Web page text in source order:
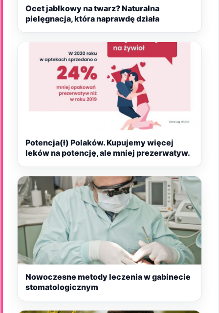
Ocet jabłkowy na twarz? Naturalna
pielęgnacja, która naprawdę działa
Potencja(ł) Polaków. Kupujemy więcej
leków na potencję, ale mniej prezerwatyw.
Nowoczesne metody leczenia w gabinecie
stomatologicznym